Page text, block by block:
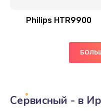
Замена
Philips HTR9900
Сервисный - в